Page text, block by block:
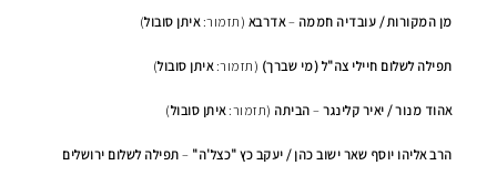
מן המקורות / עובדיה חממה –אדרבא (תזמור:איתן סובול)
תפילה לשלום חיילי צה"ל (מי שברך) (תזמור:איתן סובול)
אהוד מנור / יאיר קלינגר – הביתה (תזמור:איתן סובול)
הרב אליהו יוסף שאר ישוב כהן / יעקב כץ "כצל'ה" – תפילה לשלום ירושלים